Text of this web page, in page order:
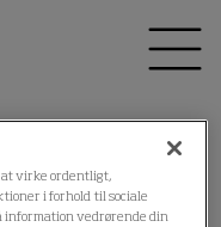
at virke ordentligt,
i forhold til sociale
information vedrørende din